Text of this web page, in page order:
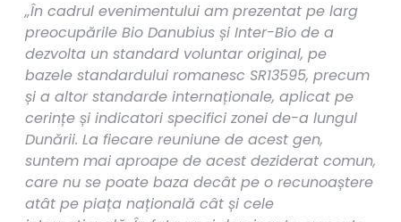
„În cadrul evenimentului am prezentat pe larg
preocupările Bio Danubius și Inter-Bio de a
dezvolta un standard voluntar original, pe
bazele standardului romanesc SR13595, precum
și a altor standarde internaționale, aplicat pe
cerințe și indicatori specifici zonei de-a lungul
Dunării. La fiecare reuniune de acest gen,
suntem mai aproape de acest deziderat comun,
care nu se poate baza decât pe o recunoaștere
atât pe piața națională cât și cele